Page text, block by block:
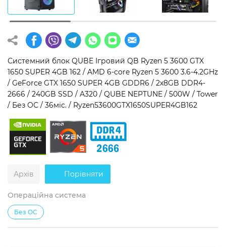
Операційна система
Windows 11 Home
Windows 11 Pro
Без ОС
Тип накопичувача
SSD
HDD
SSD + HDD
Додатково
RGB-підсвічування
Розблокований множник CPU
Надшвидкий M.2 SSD NVME
Системний блок QUBE Ігровий QB Ryzen 5 3600 GTX
1650 SUPER 4GB 162 / AMD 6-core Ryzen 5 3600 3.6-4.2GHz
/ GeForce GTX 1650 SUPER 4GB GDDR6 / 2x8GB DDR4-
2666 / 240GB SSD / A320 / QUBE NEPTUNE / 500W / Tower
/ Без ОС / 36міс. / Ryzen53600GTX1650SUPER4GB162
Архів Порівняти
Операційна система
Без ОС